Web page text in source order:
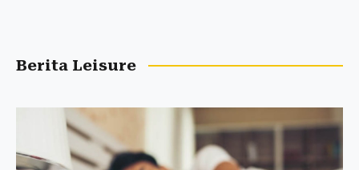
Berita Leisure